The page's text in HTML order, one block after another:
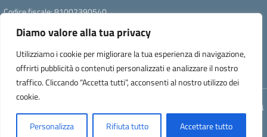
Diamo valore alla tua privacy
Utilizziamo i cookie per migliorare la tua esperienza di navigazione,
offrirti pubblicità o contenuti personalizzati e analizzare il nostro
traffico. Cliccando “Accetta tutti”, acconsenti al nostro utilizzo dei
cookie.
Personalizza Rifiuta tutto Accettare tutto
Codice fiscale: 81002390540
Codice Indice delle Pubbliche Amministrazioni (IPA): istsc_pgee05700r
Codice unico di fatturazione (CUF): UF893J
Sito realizzato da Oxfirm s.r.l.
Concept & Design by Designers Italia